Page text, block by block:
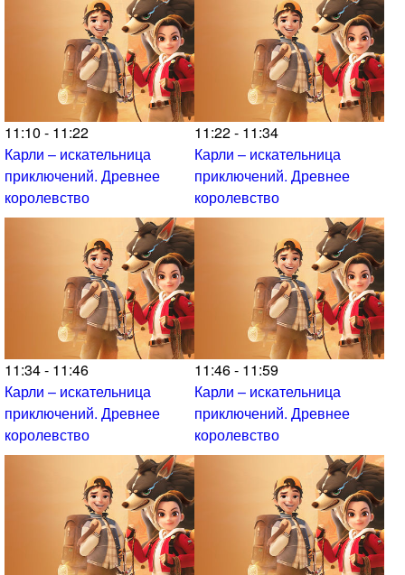
11:10 - 11:22
Карли – искательница
приключений. Древнее
королевство
11:22 - 11:34
Карли – искательница
приключений. Древнее
королевство
11:34 - 11:46
Карли – искательница
приключений. Древнее
королевство
11:46 - 11:59
Карли – искательница
приключений. Древнее
королевство